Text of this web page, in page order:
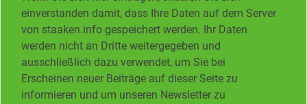
einverstanden damit, dass Ihre Daten auf dem Server
von staaken.info gespeichert werden. Ihr Daten
werden nicht an Dritte weitergegeben und
ausschließlich dazu verwendet, um Sie bei
Erscheinen neuer Beiträge auf dieser Seite zu
informieren und um unseren Newsletter zu